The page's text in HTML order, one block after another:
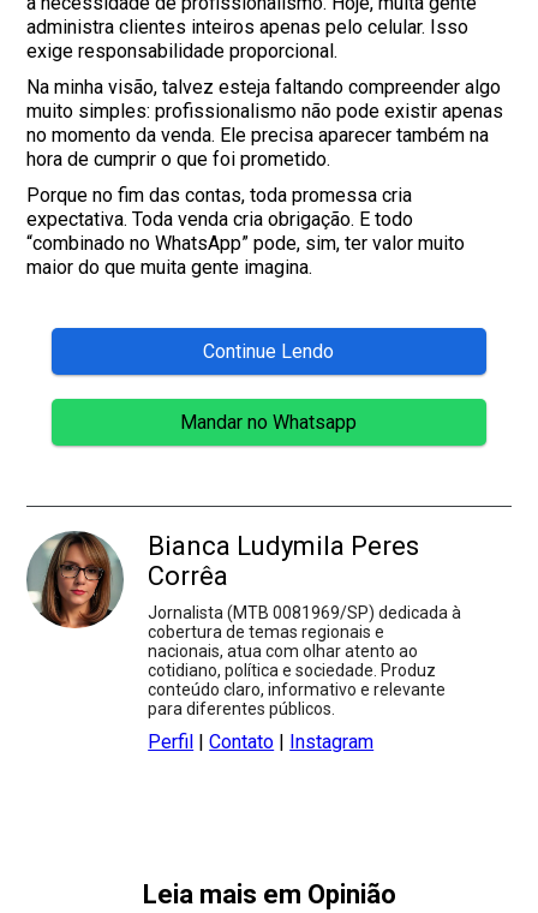
administra clientes inteiros apenas pelo celular. Isso
exige responsabilidade proporcional.
Na minha visão, talvez esteja faltando compreender algo
muito simples: profissionalismo não pode existir apenas
no momento da venda. Ele precisa aparecer também na
hora de cumprir o que foi prometido.
Porque no fim das contas, toda promessa cria
expectativa. Toda venda cria obrigação. E todo
“combinado no WhatsApp” pode, sim, ter valor muito
maior do que muita gente imagina.
Continue Lendo
Mandar no Whatsapp
Bianca Ludymila Peres
Corrêa
Jornalista (MTB 0081969/SP) dedicada à
cobertura de temas regionais e
nacionais, atua com olhar atento ao
cotidiano, política e sociedade. Produz
conteúdo claro, informativo e relevante
para diferentes públicos.
Perfil |Contato | Instagram
Leia mais em Opinião